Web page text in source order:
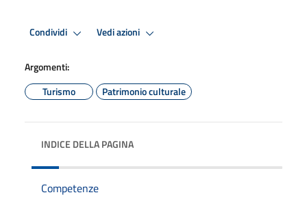
Condividi Vedi azioni
Argomenti:
Turismo
Patrimonio culturale
INDICE DELLA PAGINA
Competenze